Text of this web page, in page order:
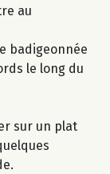
au
badigeonnée
le long du
sur un plat